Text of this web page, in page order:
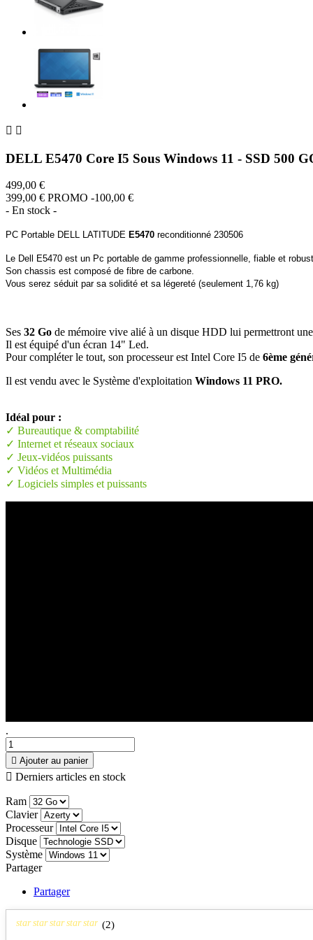
 
DELL E5470 Core I5 Sous Windows 11 - SSD 500
499,00 €
399,00 € PROMO -100,00 €
- En stock -
PC Portable DELL LATITUDE E5470 reconditionné 230506
Le Dell E5470 est un Pc portable de gamme professionnelle, fiable et
Son chassis est composé de fibre de carbone.
Vous serez séduit par sa solidité et sa légereté (seulement 1,76 kg)
Ses 32 Go de mémoire vive alié à un disque HDD lui permettront
Il est équipé d'un écran 14" Led.
Pour compléter le tout, son processeur est Intel Core I5 de 6ème
Il est vendu avec le Système d'exploitation Windows 11 PRO.
Idéal pour :
✓ Bureautique & comptabilité
✓ Internet et réseaux sociaux
✓ Jeux-vidéos puissants
✓ Vidéos et Multimédia
✓ Logiciels simples et puissants
.
 Ajouter au panier
 Derniers articles en stock
Ram
Clavier
Processeur
Disque
Système
Partager
Partager
star star star star star (2)